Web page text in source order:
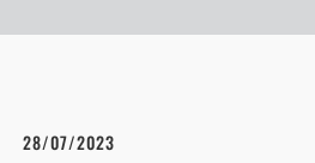
28/07/2023